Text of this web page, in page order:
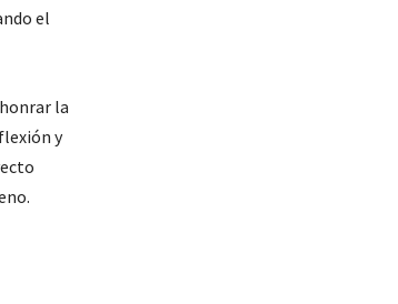
el
la
y